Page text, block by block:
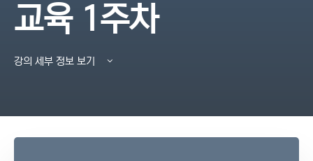
교육 1주차
강의 세부 정보 보기